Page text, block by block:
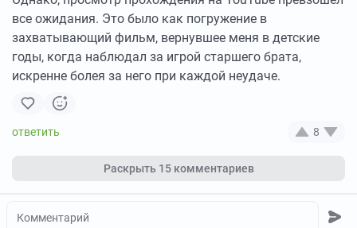
все ожидания. Это было как погружение в
захватывающий фильм, вернувшее меня в детские
годы, когда наблюдал за игрой старшего брата,
искренне болея за него при каждой неудаче.
8
Раскрыть 15 комментариев